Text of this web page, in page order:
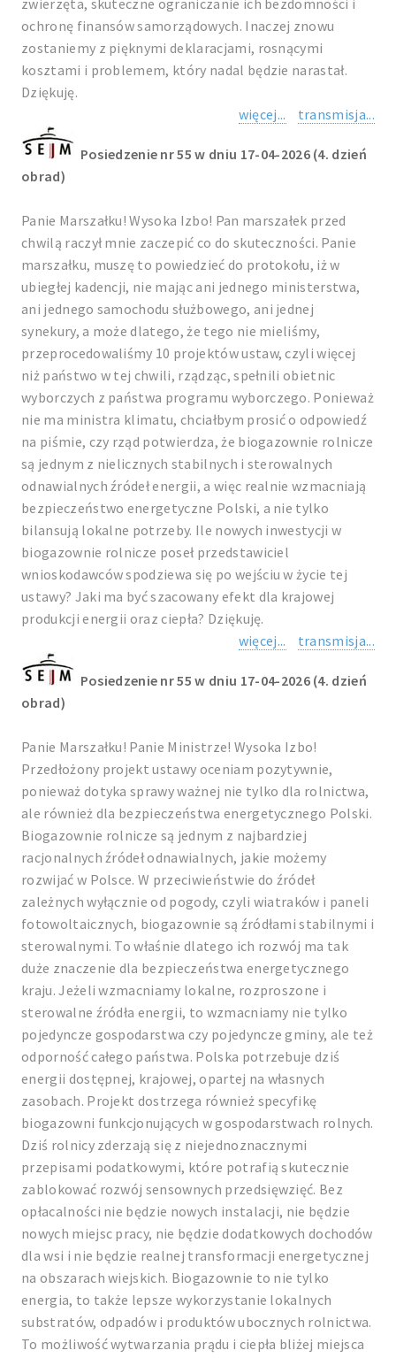
zwierzęta, skuteczne ograniczanie ich bezdomności i
ochronę finansów samorządowych. Inaczej znowu
zostaniemy z pięknymi deklaracjami, rosnącymi
kosztami i problemem, który nadal będzie narastał.
Dziękuję.
więcej...
transmisja...
Posiedzenie nr 55 w dniu 17-04-2026 (4. dzień
obrad)
Panie Marszałku! Wysoka Izbo! Pan marszałek przed
chwilą raczył mnie zaczepić co do skuteczności. Panie
marszałku, muszę to powiedzieć do protokołu, iż w
ubiegłej kadencji, nie mając ani jednego ministerstwa,
ani jednego samochodu służbowego, ani jednej
synekury, a może dlatego, że tego nie mieliśmy,
przeprocedowaliśmy 10 projektów ustaw, czyli więcej
niż państwo w tej chwili, rządząc, spełnili obietnic
wyborczych z państwa programu wyborczego. Ponieważ
nie ma ministra klimatu, chciałbym prosić o odpowiedź
na piśmie, czy rząd potwierdza, że biogazownie rolnicze
są jednym z nielicznych stabilnych i sterowalnych
odnawialnych źródeł energii, a więc realnie wzmacniają
bezpieczeństwo energetyczne Polski, a nie tylko
bilansują lokalne potrzeby. Ile nowych inwestycji w
biogazownie rolnicze poseł przedstawiciel
wnioskodawców spodziewa się po wejściu w życie tej
ustawy? Jaki ma być szacowany efekt dla krajowej
produkcji energii oraz ciepła? Dziękuję.
więcej...
transmisja...
Posiedzenie nr 55 w dniu 17-04-2026 (4. dzień
obrad)
Panie Marszałku! Panie Ministrze! Wysoka Izbo!
Przedłożony projekt ustawy oceniam pozytywnie,
ponieważ dotyka sprawy ważnej nie tylko dla rolnictwa,
ale również dla bezpieczeństwa energetycznego Polski.
Biogazownie rolnicze są jednym z najbardziej
racjonalnych źródeł odnawialnych, jakie możemy
rozwijać w Polsce. W przeciwieństwie do źródeł
zależnych wyłącznie od pogody, czyli wiatraków i paneli
fotowoltaicznych, biogazownie są źródłami stabilnymi i
sterowalnymi. To właśnie dlatego ich rozwój ma tak
duże znaczenie dla bezpieczeństwa energetycznego
kraju. Jeżeli wzmacniamy lokalne, rozproszone i
sterowalne źródła energii, to wzmacniamy nie tylko
pojedyncze gospodarstwa czy pojedyncze gminy, ale też
odporność całego państwa. Polska potrzebuje dziś
energii dostępnej, krajowej, opartej na własnych
zasobach. Projekt dostrzega również specyfikę
biogazowni funkcjonujących w gospodarstwach rolnych.
Dziś rolnicy zderzają się z niejednoznacznymi
przepisami podatkowymi, które potrafią skutecznie
zablokować rozwój sensownych przedsięwzięć. Bez
opłacalności nie będzie nowych instalacji, nie będzie
nowych miejsc pracy, nie będzie dodatkowych dochodów
dla wsi i nie będzie realnej transformacji energetycznej
na obszarach wiejskich. Biogazownie to nie tylko
energia, to także lepsze wykorzystanie lokalnych
substratów, odpadów i produktów ubocznych rolnictwa.
To możliwość wytwarzania prądu i ciepła bliżej miejsca